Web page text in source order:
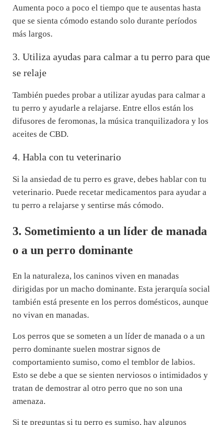
Aumenta poco a poco el tiempo que te ausentas hasta
que se sienta cómodo estando solo durante períodos
más largos.
3. Utiliza ayudas para calmar a tu perro para que
se relaje
También puedes probar a utilizar ayudas para calmar a
tu perro y ayudarle a relajarse. Entre ellos están los
difusores de feromonas, la música tranquilizadora y los
aceites de CBD.
4. Habla con tu veterinario
Si la ansiedad de tu perro es grave, debes hablar con tu
veterinario. Puede recetar medicamentos para ayudar a
tu perro a relajarse y sentirse más cómodo.
3. Sometimiento a un líder de manada
o a un perro dominante
En la naturaleza, los caninos viven en manadas
dirigidas por un macho dominante. Esta jerarquía social
también está presente en los perros domésticos, aunque
no vivan en manadas.
Los perros que se someten a un líder de manada o a un
perro dominante suelen mostrar signos de
comportamiento sumiso, como el temblor de labios.
Esto se debe a que se sienten nerviosos o intimidados y
tratan de demostrar al otro perro que no son una
amenaza.
Si te preguntas si tu perro es sumiso, hay algunos